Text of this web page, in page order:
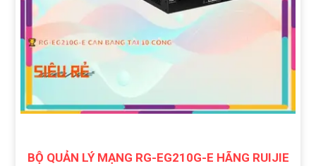
BỘ QUẢN LÝ MẠNG RG-EG210G-E HÃNG RUIJIE